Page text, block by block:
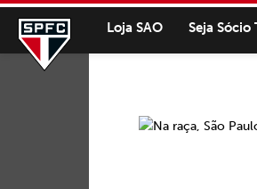
Loja SAO Seja Sócio